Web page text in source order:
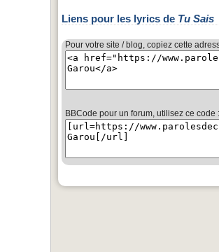
Liens pour les lyrics de Tu Sais
Pour votre site / blog, copiez cette
BBCode pour un forum, utilisez ce code :